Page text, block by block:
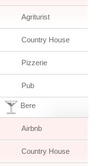
Agriturist
Country House
Pizzerie
Pub
Bere
Airbnb
Country House